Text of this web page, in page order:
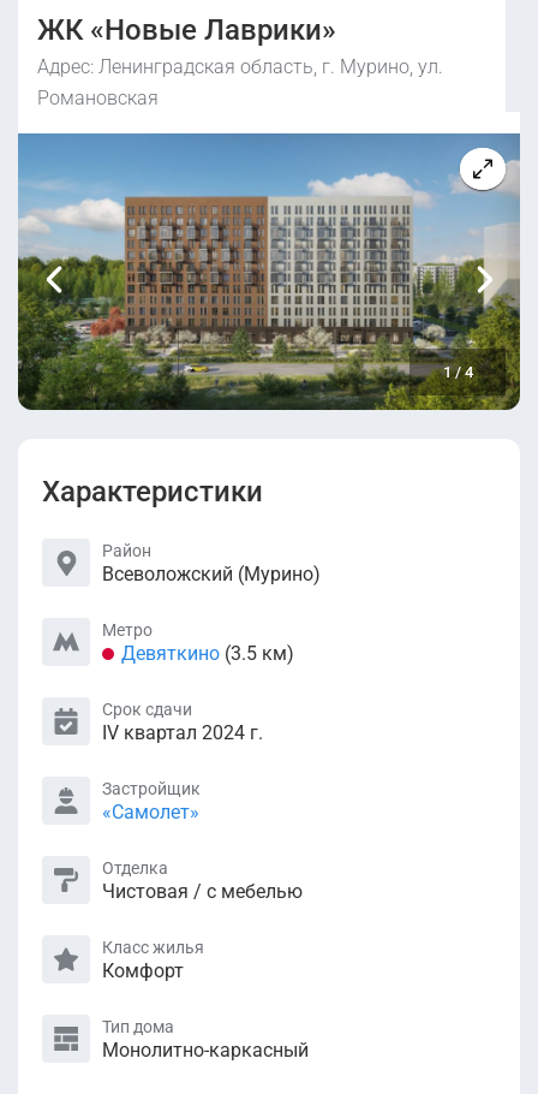
ЖК «Новые Лаврики»
Адрес: Ленинградская область, г. Мурино, ул.
Романовская
1/4
Характеристики
Район
Всеволожский (Мурино)
Метро
Девяткино (3.5 км)
Срок сдачи
IV квартал 2024 г.
Застройщик
«Самолет»
Отделка
Чистовая / с мебелью
Класс жилья
Комфорт
Тип дома
Монолитно-каркасный